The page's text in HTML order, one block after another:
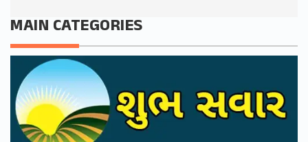
MAIN CATEGORIES